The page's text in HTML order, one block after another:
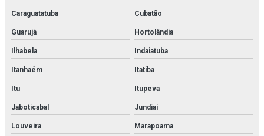
Imi norgren
Inspeção e adequação à norma nr13
Inspeção e adequação à norma nr13 em rio de janeiro
Inspeção de caldeiras em rio de janeiro
Caraguatatuba Cubatão
Guarujá Hortolândia
Ilhabela Indaiatuba
Itanhaém Itatiba
Itu Itupeva
Jaboticabal Jundiaí
Louveira Marapoama